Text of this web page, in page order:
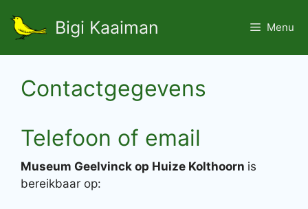
naar
inhoud
Bigi Kaaiman Menu
Contactgegevens
Telefoon of email
Museum Geelvinck op Huize Kolthoorn is
bereikbaar op: